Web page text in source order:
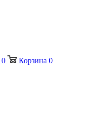
0 Корзина 0